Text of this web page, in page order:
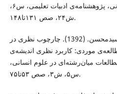
ﺗﻤﻬﯿﺪات ﻋﯿﻦ‌اﻟﻘﻀﺎت ﻫﻤﺪاﻧﯽ، ﭘﮋوﻫﺸﻨﺎﻣﻪ‌ی ادﺑﯿﺎت ﺗﻌﻠﯿﻤﯽ، س۶،
ش۲۴، صص ۱۳۱تا۱۴۸.
منوچهری، عباس و علوی‌پور، سیدمحسن. (1392). چارچوب نظری در
موردی: کاربرد نظری اندیشه‌ی
میان‌رشته‌ای در علوم انسانی،
س۵، ش۳، صص ۵۳تا۷۵.